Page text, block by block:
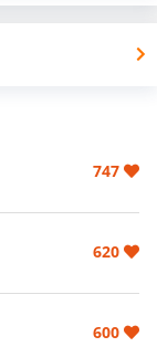
747
620
600